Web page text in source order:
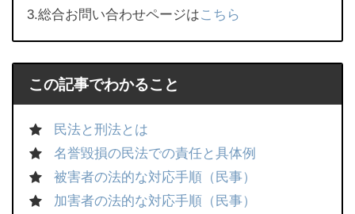
3.総合お問い合わせページはこちら
この記事でわかること
民法と刑法とは
名誉毀損の民法での責任と具体例
被害者の法的な対応手順（民事）
加害者の法的な対応手順（民事）